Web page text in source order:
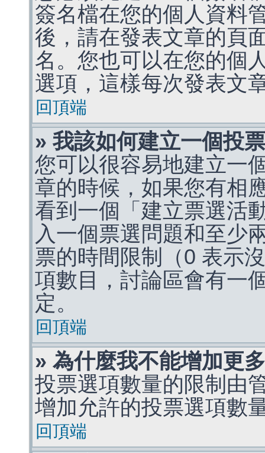
簽名檔在您的個人資料
後，請在發表文章的頁
名。您也可以在您的個
選項，這樣每次發表文
回頂端
» 我該如何建立一個投
您可以很容易地建立一
章的時候，如果您有相
看到一個「建立票選活
入一個票選問題和至少
票的時間限制（0 表示
項數目，討論區會有一
定。
回頂端
» 為什麼我不能增加更
投票選項數量的限制由
增加允許的投票選項數
回頂端